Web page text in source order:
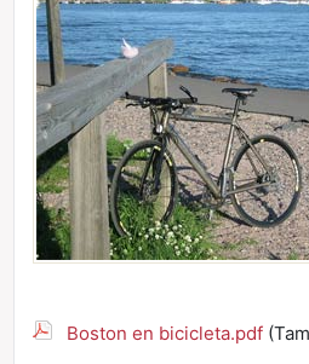
Boston en bicicleta.pdf